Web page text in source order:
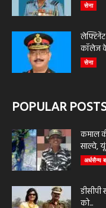
सेना
कॉलेज
सेना
POPULAR
कमाल
साल्वे, यूं
अर्धसैन्य
को...